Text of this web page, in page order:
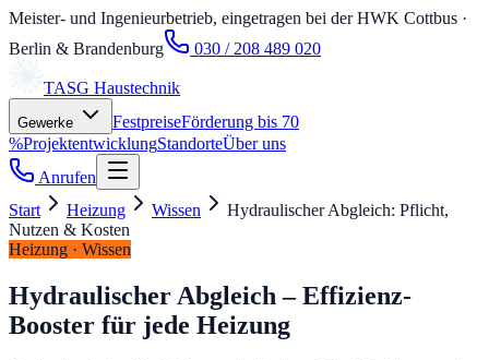
Meister- und Ingenieurbetrieb, eingetragen bei der HWK Cottbus ·
Berlin & Brandenburg
030 / 208 489 020
TASG Haustechnik
Gewerke FestpreiseFörderung bis 70
%ProjektentwicklungStandorteÜber uns
Anrufen
Start
Heizung Wissen
Hydraulischer Abgleich: Pflicht,
Nutzen & Kosten
Heizung · Wissen
Hydraulischer Abgleich – Effizienz-
Booster für jede Heizung